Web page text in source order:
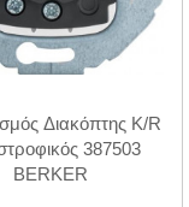
Διακόπτης K/R
387503
BERKER